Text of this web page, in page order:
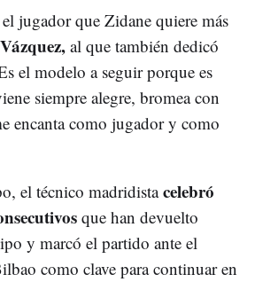
jugador que Zidane quiere más
al que también dedicó
el modelo a seguir porque es
siempre alegre, bromea con
encanta como jugador y como
el técnico madridistacelebró
que han devuelto
y marcó el partido ante el
como clave para continuar en